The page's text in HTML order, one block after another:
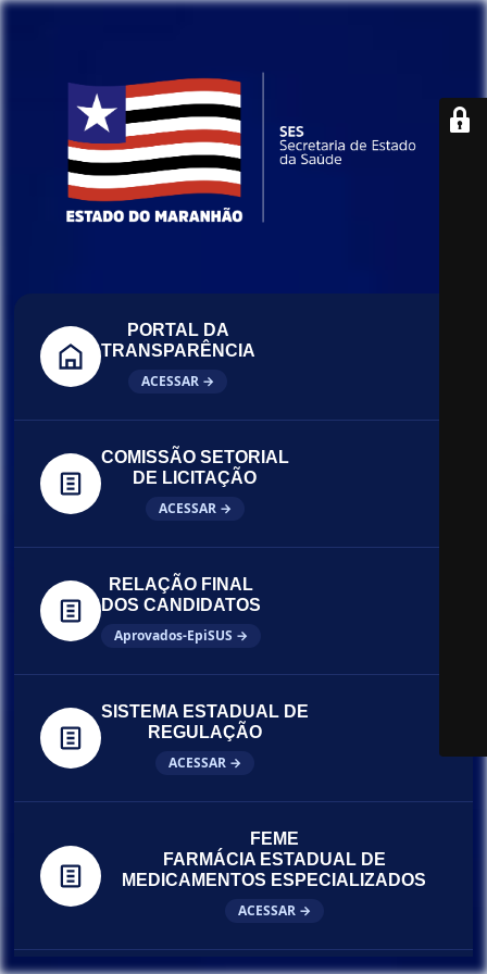
PORTAL DA
TRANSPARÊNCIA
ACESSAR →
COMISSÃO SETORIAL
DE LICITAÇÃO
ACESSAR →
RELAÇÃO FINAL
DOS CANDIDATOS
Aprovados-EpiSUS →
SISTEMA ESTADUAL DE
REGULAÇÃO
ACESSAR →
FEME
FARMÁCIA ESTADUAL DE
MEDICAMENTOS ESPECIALIZADOS
ACESSAR →